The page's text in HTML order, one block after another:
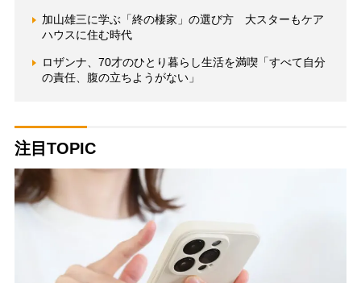
加山雄三に学ぶ「終の棲家」の選び方 大スターもケア
ハウスに住む時代
ロザンナ、70才のひとり暮らし生活を満喫「すべて自分
の責任、腹の立ちようがない」
注目TOPIC